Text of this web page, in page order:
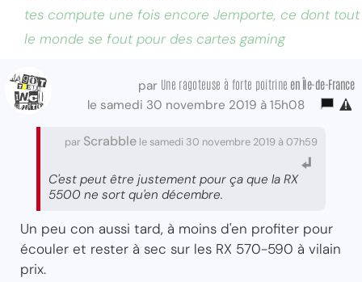
tes compute une fois encore Jemporte, ce dont tout
le monde se fout pour des cartes gaming
par Une ragoteuse à forte poitrine en Île-de-France
le samedi 30 novembre 2019 à 15h08
par Scrabble le samedi 30 novembre 2019 à 07h59
C'est peut être justement pour ça que la RX
5500 ne sort qu'en décembre.
Un peu con aussi tard, à moins d'en profiter pour
écouler et rester à sec sur les RX 570-590 à vilain
prix.